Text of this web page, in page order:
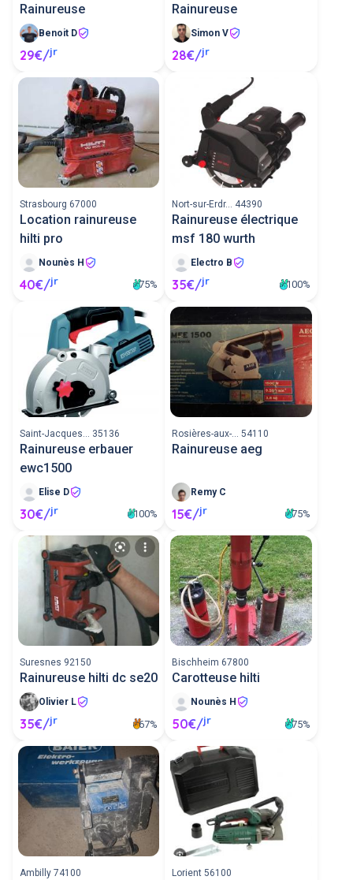
Rainureuse
Benoit D
29€/jr
Rainureuse
Simon V
28€/jr
Strasbourg 67000
Location rainureuse
hilti pro
Nounès H
40€/jr 75%
Nort-sur-Erdr... 44390
Rainureuse électrique
msf 180 wurth
Electro B
35€/jr 100%
Saint-Jacques... 35136
Rainureuse erbauer
ewc1500
Elise D
30€/jr 100%
Rosières-aux-... 54110
Rainureuse aeg
Remy C
15€/jr 75%
Suresnes 92150
Rainureuse hilti dc se20
Olivier L
35€/jr 67%
Bischheim 67800
Carotteuse hilti
Nounès H
50€/jr 75%
Ambilly 74100 Lorient 56100